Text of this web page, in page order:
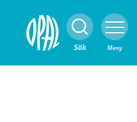
Sök
Stäng Meny